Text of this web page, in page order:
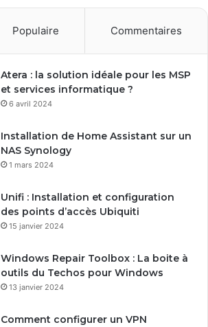
Populaire Commentaires
Atera : la solution idéale pour les MSP
et services informatique ?
6 avril 2024
Installation de Home Assistant sur un
NAS Synology
1 mars 2024
Unifi : Installation et configuration
des points d’accès Ubiquiti
15 janvier 2024
Windows Repair Toolbox : La boite à
outils du Techos pour Windows
13 janvier 2024
Comment configurer un VPN